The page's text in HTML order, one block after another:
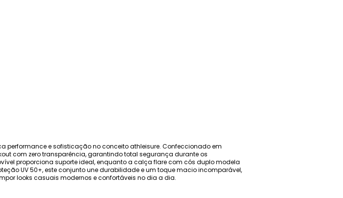
performance e sofisticação no conceito athleisure. Confeccionado em
com zero transparência, garantindo total segurança durante os
proporciona suporte ideal, enquanto a calça flare com cós duplo modela
UV 50+, este conjunto une durabilidade e um toque macio incomparável,
looks casuais modernos e confortáveis no dia a dia.